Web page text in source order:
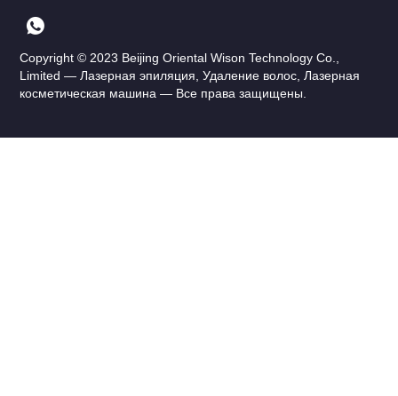
Copyright © 2023 Beijing Oriental Wison Technology Co.,
Limited — Лазерная эпиляция, Удаление волос, Лазерная
косметическая машина — Все права защищены.